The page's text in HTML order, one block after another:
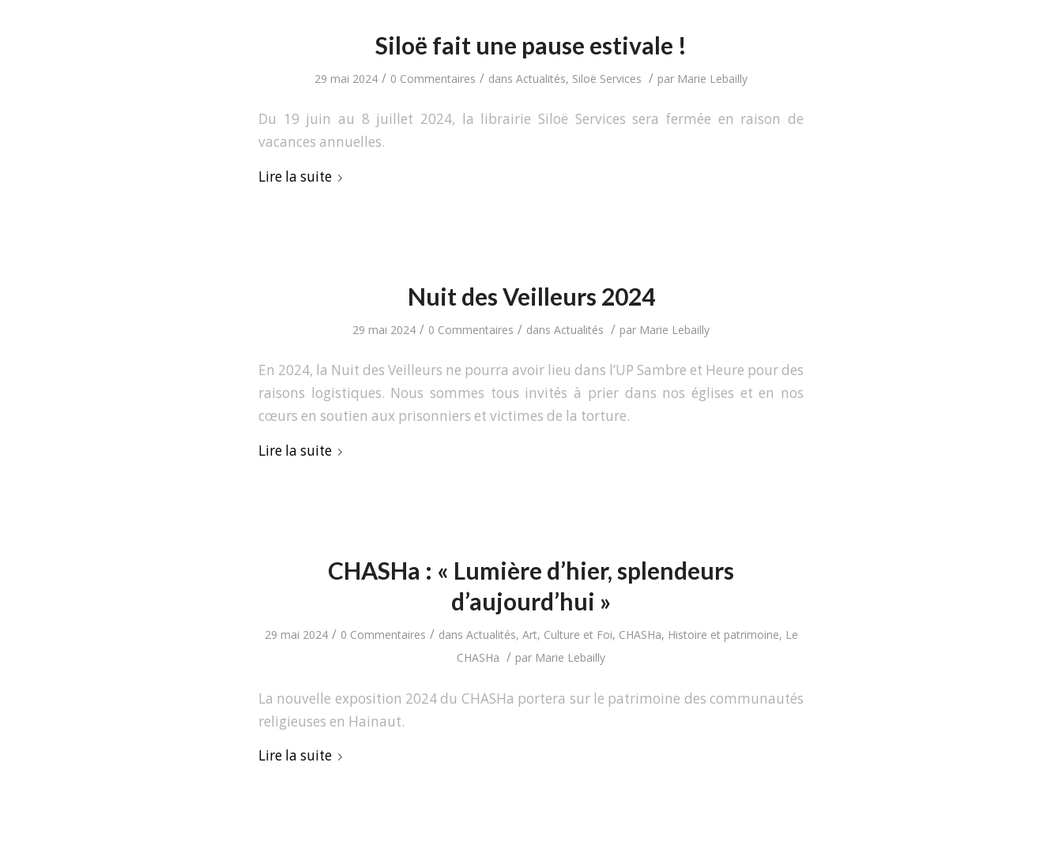
Siloë fait une pause estivale !
29 mai 2024 / 0 Commentaires / dans Actualités, Siloë Services / par Marie Lebailly
Du 19 juin au 8 juillet 2024, la librairie Siloë Services sera fermée en raison de
vacances annuelles.
Lire la suite
Nuit des Veilleurs 2024
29 mai 2024 / 0 Commentaires / dans Actualités / par Marie Lebailly
En 2024, la Nuit des Veilleurs ne pourra avoir lieu dans l’UP Sambre et Heure pour des
raisons logistiques. Nous sommes tous invités à prier dans nos églises et en nos
cœurs en soutien aux prisonniers et victimes de la torture.
Lire la suite
CHASHa : « Lumière d’hier, splendeurs
d’aujourd’hui »
29 mai 2024 / 0 Commentaires / dans Actualités, Art, Culture et Foi, CHASHa, Histoire et patrimoine, Le
CHASHa / par Marie Lebailly
La nouvelle exposition 2024 du CHASHa portera sur le patrimoine des communautés
religieuses en Hainaut.
Lire la suite